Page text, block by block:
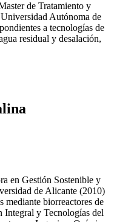
de Tratamiento y
Autónoma de
a tecnologías de
residual y desalación,
en Gestión Sostenible y
de Alicante (2010)
mediante biorreactores de
Integral y Tecnologías del